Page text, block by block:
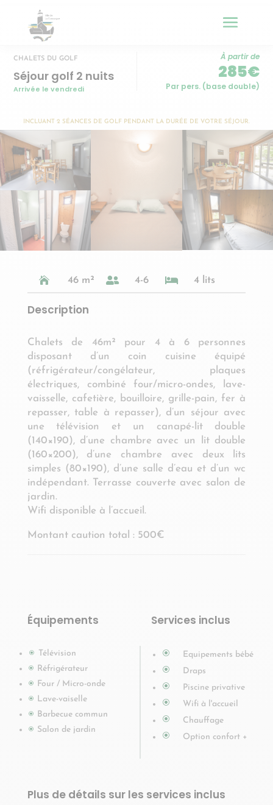
CHALETS DU GOLF
Séjour golf 2 nuits
Arrivée le vendredi
À partir de
285€
Par pers. (base double)
INCLUANT 2 SÉANCES DE GOLF PENDANT LA DURÉE DE VOTRE SÉJOUR.
 46 m²  4-6  4 lits
Description
Chalets de 46m² pour 4 à 6 personnes
disposant d’un coin cuisine équipé
(réfrigérateur/congélateur, plaques
électriques, combiné four/micro-ondes, lave-
vaisselle, cafetière, bouilloire, grille-pain, fer à
repasser, table à repasser), d’un séjour avec
une télévision et un canapé-lit double
(140×190), d’une chambre avec un lit double
(160×200), d’une chambre avec deux lits
simples (80×190), d’une salle d’eau et d’un wc
indépendant. Terrasse couverte avec salon de
jardin.
Wifi disponible à l’accueil.
Montant caution total : 500€
Équipements Services inclus
\ Télévision
\ Réfrigérateur
\ Four / Micro-onde
\ Lave-vaiselle
\ Barbecue commun
\ Salon de jardin
\ Equipements bébé
\ Draps
\ Piscine privative
\ Wifi à l'accueil
\ Chauffage
\ Option confort +
Plus de détails sur les services inclus